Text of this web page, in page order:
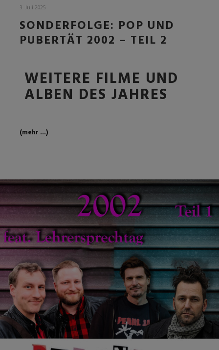
3. Juli 2025
SONDERFOLGE: POP UND
PUBERTÄT 2002 – TEIL 2
WEITERE FILME UND
ALBEN DES JAHRES
(mehr …)